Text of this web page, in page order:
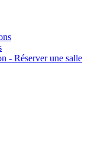
- Réserver une salle